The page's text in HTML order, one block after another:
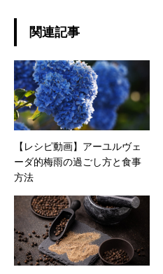
関連記事
【レシピ動画】アーユルヴェ
ーダ的梅雨の過ごし方と食事
方法